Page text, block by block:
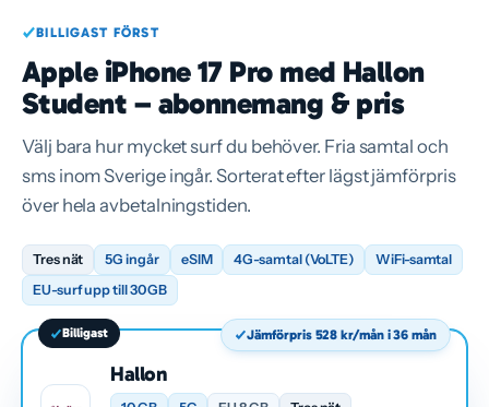
BILLIGAST FÖRST
Apple iPhone 17 Pro med Hallon
Student – abonnemang & pris
Välj bara hur mycket surf du behöver. Fria samtal och
sms inom Sverige ingår. Sorterat efter lägst jämförpris
över hela avbetalningstiden.
Tres nät 5G ingår eSIM 4G-samtal (VoLTE)
WiFi-samtal
EU-surf upp till 30 GB
Billigast
Hallon
Jämförpris 528 kr/mån i 36 mån